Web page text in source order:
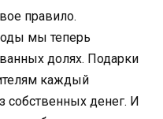
правило.
мы теперь
долях. Подарки
каждый
собственных денег. И